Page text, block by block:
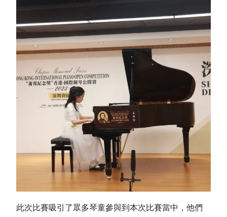
此次比賽吸引了眾多琴童參與到本次比賽當中，他們